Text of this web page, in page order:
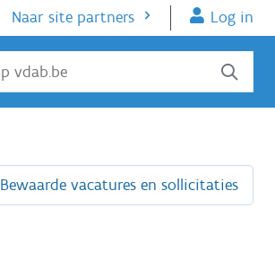
Naar site partners Log in
Bewaarde vacatures en sollicitaties